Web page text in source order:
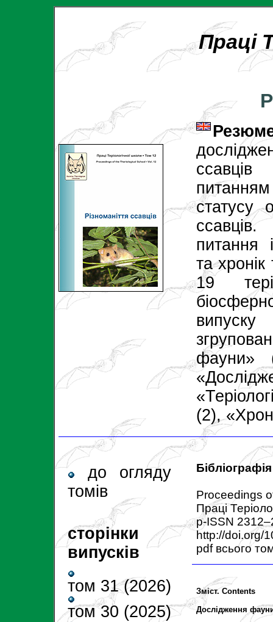
Праці
статусу
питання
та хронік
19
випуску
фауни»
(2),
до огляду
томів
сторінки
випусків
том 31 (2026)
том 30 (2025)
Бібліографія
Proceedings
Праці
p-ISSN
http://doi.org/
pdf всього
Зміст. Contents
Дослідження